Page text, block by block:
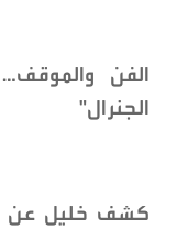
الفن
الجنرال"
كشف خليل عن